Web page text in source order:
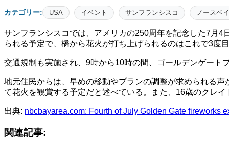
カテゴリー: USA イベント サンフランシスコ ノースベイ
サンフランシスコでは、アメリカの250周年を記念した7月
られる予定で、橋から花火が打ち上げられるのはこれで3度
交通規制も実施され、9時から10時の間、ゴールデンゲート
地元住民からは、早めの移動やプランの調整が求められる
て花火を観賞する予定だと述べている。また、16歳のクレ
出典: nbcbayarea.com: Fourth of July Golden Gate fireworks
関連記事: